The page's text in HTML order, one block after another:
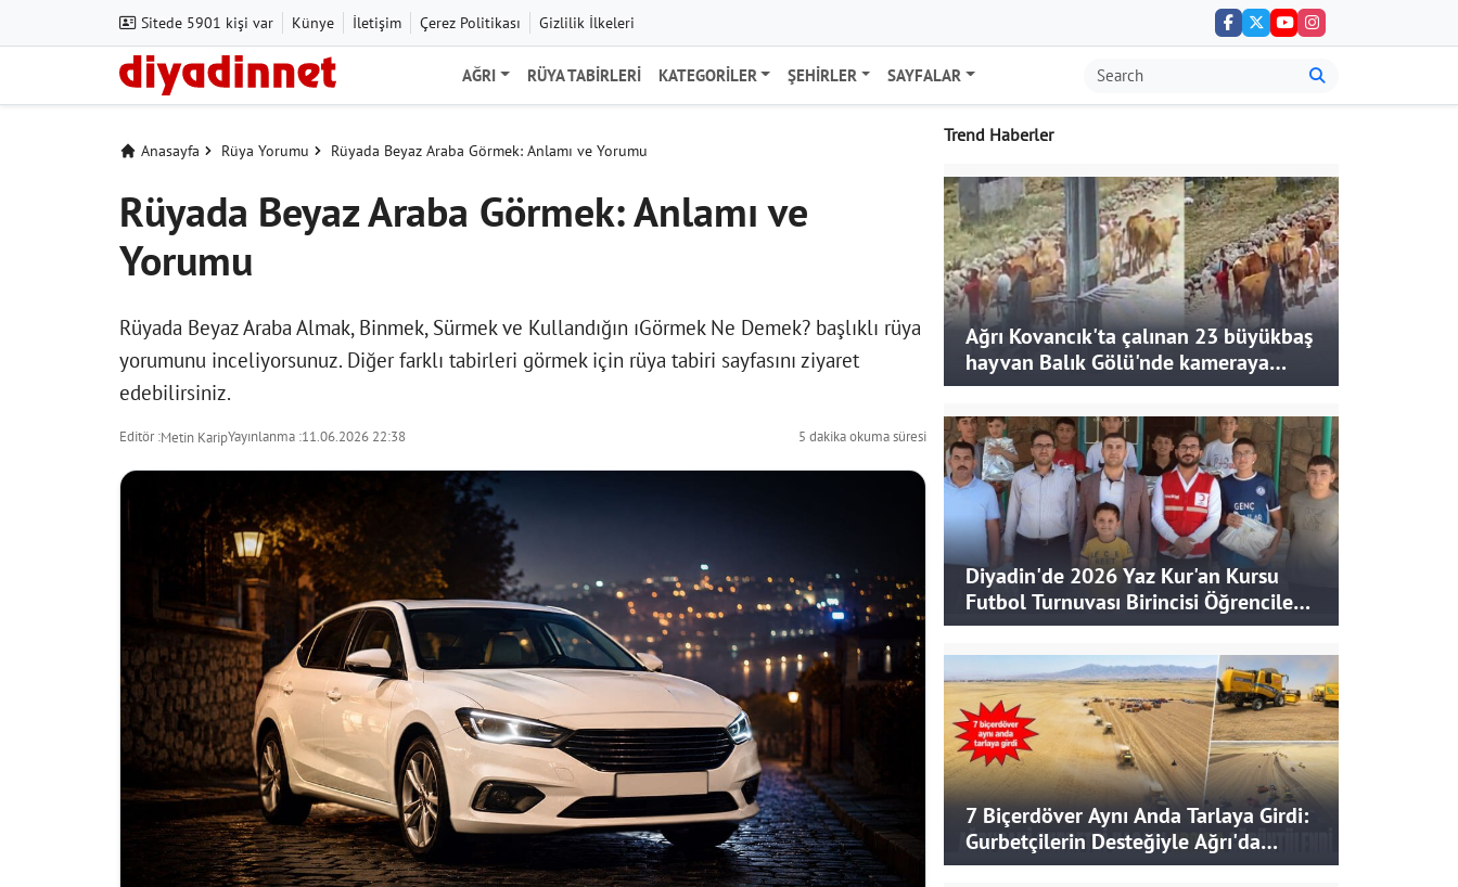
Sitede 5901 kişi var Künye İletişim Çerez Politikası Gizlilik İlkeleri
AĞRI RÜYA TABIRLERI KATEGORILER ŞEHIRLER SAYFALAR
Anasayfa Rüya Yorumu Rüyada Beyaz Araba Görmek: Anlamı ve Yorumu
Rüyada Beyaz Araba Görmek: Anlamı ve
Yorumu
Rüyada Beyaz Araba Almak, Binmek, Sürmek ve Kullandığın ıGörmek Ne Demek? başlıklı rüya
yorumunu inceliyorsunuz. Diğer farklı tabirleri görmek için rüya tabiri sayfasını ziyaret
edebilirsiniz.
Editör :Metin KaripYayınlanma :11.06.2026 22:38 5 dakika okuma süresi
Trend Haberler
Ağrı Kovancık'ta çalınan 23 büyükbaş
hayvan Balık Gölü'nde kameraya
takıldı
Diyadin'de 2026 Yaz Kur'an Kursu
Futbol Turnuvası Birincisi Öğrencilere
Hediye
7 Biçerdöver Aynı Anda Tarlaya Girdi:
Gurbetçilerin Desteğiyle Ağrı'da
Bereketli Hasat